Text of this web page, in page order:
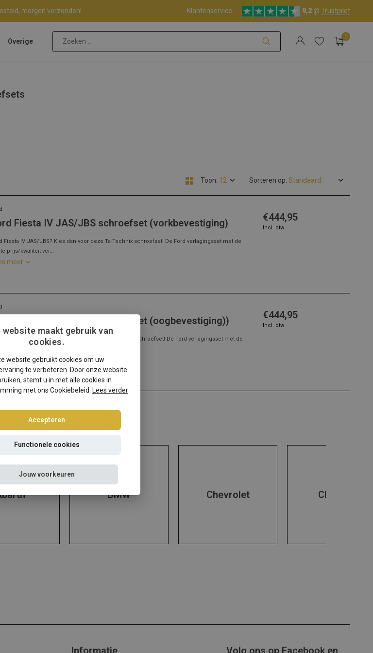
morgen verzonden! Klantenservice 9,2 @ Trustpilot
Overige
0
Toon: Sorteren op:
Fiesta IV JAS/JBS schroefset (vorkbevestiging)
Fiesta IV JAS/JBS? Kies dan voor deze Ta-Technix schroefset! De Ford verlagingsset met de
prijs/kwaliteit ver...
meer
€444,95
Incl. btw
Fiesta IV JAS/JBS schroefset (oogbevestiging))
Fiesta IV JAS/JBS ? Kies dan voor deze Ta-Technix schroefset! De Ford verlagingsset met de
meer
€444,95
Incl. btw
BMW Chevrolet Chrysler
Informatie Volg ons op Facebook en
website maakt gebruik van
cookies.
website gebruikt cookies om uw
te verbeteren. Door onze website
stemt u in met alle cookies in
met ons Cookiebeleid.
Lees verder
Accepteren
Functionele cookies
Jouw voorkeuren